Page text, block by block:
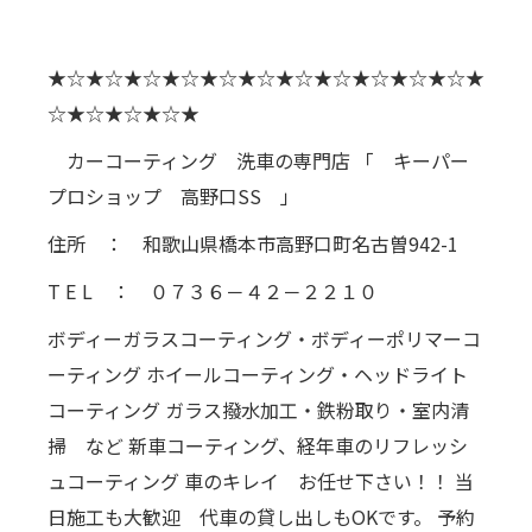
★☆★☆★☆★☆★☆★☆★☆★☆★☆★☆★☆★
☆★☆★☆★☆★
カーコーティング 洗車の専門店 「 キーパー
プロショップ 高野口SS 」
住所 ： 和歌山県橋本市高野口町名古曽942-1
T E L ： ０７３６－４２－２２１０
ボディーガラスコーティング・ボディーポリマーコ
ーティング ホイールコーティング・ヘッドライト
コーティング ガラス撥水加工・鉄粉取り・室内清
掃 など 新車コーティング、経年車のリフレッシ
ュコーティング 車のキレイ お任せ下さい！！ 当
日施工も大歓迎 代車の貸し出しもOKです。 予約